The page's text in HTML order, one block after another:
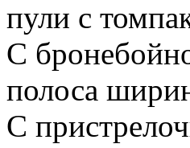
пули с
С
полоса
С